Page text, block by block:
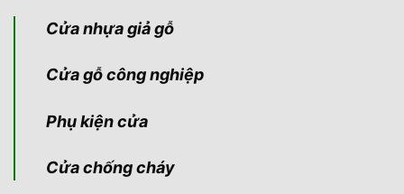
Cửa nhựa giả gỗ
Cửa gỗ công nghiệp
Phụ kiện cửa
Cửa chống cháy